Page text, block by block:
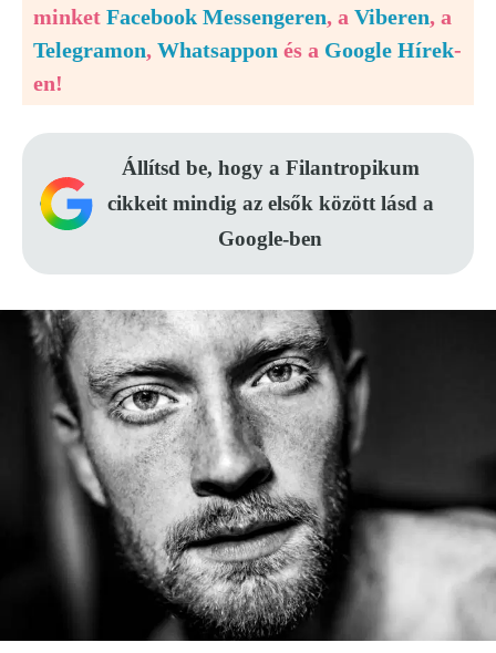
minket Facebook Messengeren, a Viberen, a
Telegramon, Whatsappon és a Google Hírek-
en!
Állítsd be, hogy a Filantropikum
cikkeit mindig az elsők között lásd a
Google-ben